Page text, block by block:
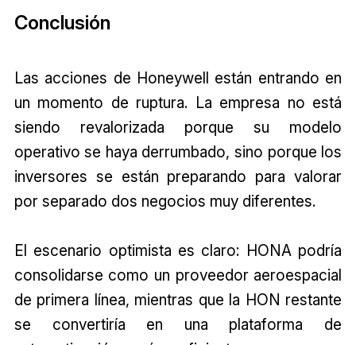
Conclusión
Las acciones de Honeywell están entrando en
un momento de ruptura. La empresa no está
siendo revalorizada porque su modelo
operativo se haya derrumbado, sino porque los
inversores se están preparando para valorar
por separado dos negocios muy diferentes.
El escenario optimista es claro: HONA podría
consolidarse como un proveedor aeroespacial
de primera línea, mientras que la HON restante
se convertiría en una plataforma de